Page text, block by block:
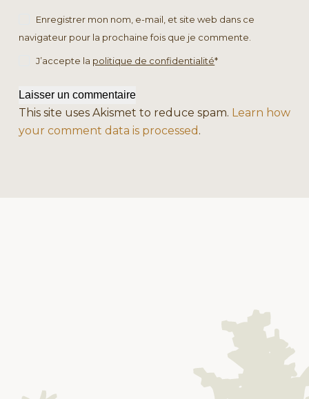
Enregistrer mon nom, e-mail, et site web dans ce
navigateur pour la prochaine fois que je commente.
J’accepte la politique de confidentialité*
Laisser un commentaire
This site uses Akismet to reduce spam. Learn how
your comment data is processed .